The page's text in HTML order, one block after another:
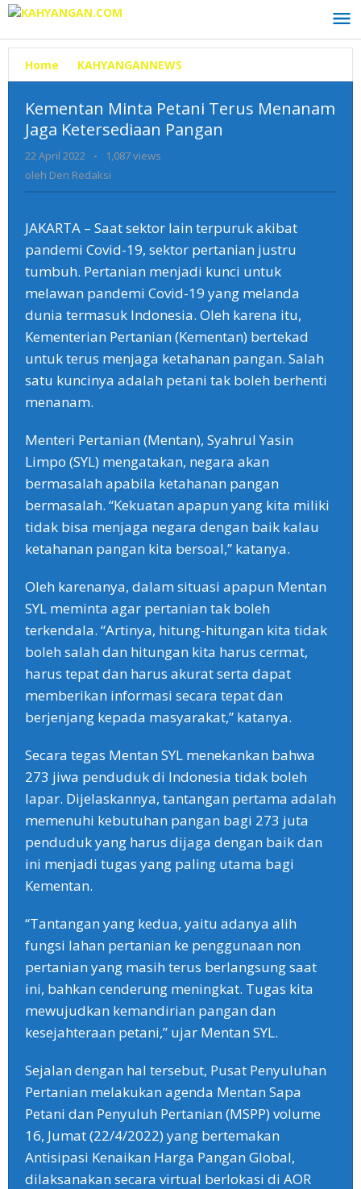
Lewati
konten
Home
KAHYANGANNEWS
Minta
Terus
Menanam
Kementan Minta Petani Terus Menanam
Jaga Ketersediaan Pangan
22 April 2022
oleh
Den
-
1,087 views
oleh Den Redaksi
JAKARTA – Saat sektor lain terpuruk akibat
pandemi Covid-19, sektor pertanian justru
tumbuh. Pertanian menjadi kunci untuk
melawan pandemi Covid-19 yang melanda
dunia termasuk Indonesia. Oleh karena itu,
Kementerian Pertanian (Kementan) bertekad
untuk terus menjaga ketahanan pangan. Salah
satu kuncinya adalah petani tak boleh berhenti
menanam.
Menteri Pertanian (Mentan), Syahrul Yasin
Limpo (SYL) mengatakan, negara akan
bermasalah apabila ketahanan pangan
bermasalah. “Kekuatan apapun yang kita miliki
tidak bisa menjaga negara dengan baik kalau
ketahanan pangan kita bersoal,” katanya.
Oleh karenanya, dalam situasi apapun Mentan
SYL meminta agar pertanian tak boleh
terkendala. “Artinya, hitung-hitungan kita tidak
boleh salah dan hitungan kita harus cermat,
harus tepat dan harus akurat serta dapat
memberikan informasi secara tepat dan
berjenjang kepada masyarakat,” katanya.
Secara tegas Mentan SYL menekankan bahwa
273 jiwa penduduk di Indonesia tidak boleh
lapar. Dijelaskannya, tantangan pertama adalah
memenuhi kebutuhan pangan bagi 273 juta
penduduk yang harus dijaga dengan baik dan
ini menjadi tugas yang paling utama bagi
Kementan.
“Tantangan yang kedua, yaitu adanya alih
fungsi lahan pertanian ke penggunaan non
pertanian yang masih terus berlangsung saat
ini, bahkan cenderung meningkat. Tugas kita
mewujudkan kemandirian pangan dan
kesejahteraan petani,” ujar Mentan SYL.
Sejalan dengan hal tersebut, Pusat Penyuluhan
Pertanian melakukan agenda Mentan Sapa
Petani dan Penyuluh Pertanian (MSPP) volume
16, Jumat (22/4/2022) yang bertemakan
Antisipasi Kenaikan Harga Pangan Global,
dilaksanakan secara virtual berlokasi di AOR